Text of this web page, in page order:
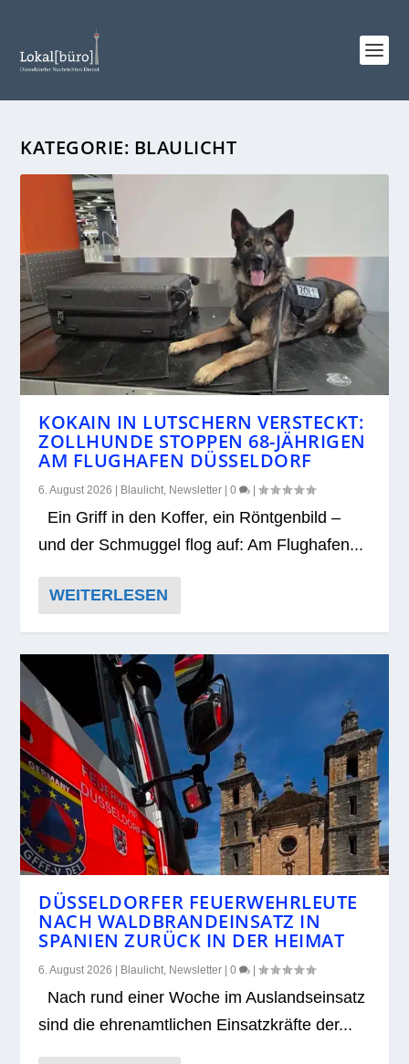
KATEGORIE: BLAULICHT
KOKAIN IN LUTSCHERN VERSTECKT:
ZOLLHUNDE STOPPEN 68-JÄHRIGEN
AM FLUGHAFEN DÜSSELDORF
6. August 2026 | Blaulicht Newsletter |0 |
Ein Griff in den Kof­fer, ein Rönt­gen­bild –
und der Schmug­gel flog auf: Am Flug­ha­fen...
WEITERLESEN
DÜSSELDORFER FEUERWEHRLEUTE
NACH WALDBRANDEINSATZ IN
SPANIEN ZURÜCK IN DER HEIMAT
6. August 2026 | Blaulicht Newsletter |0 |
Nach rund einer Woche im Aus­lands­ein­satz
sind die ehren­amt­li­chen Ein­satz­kräfte der...